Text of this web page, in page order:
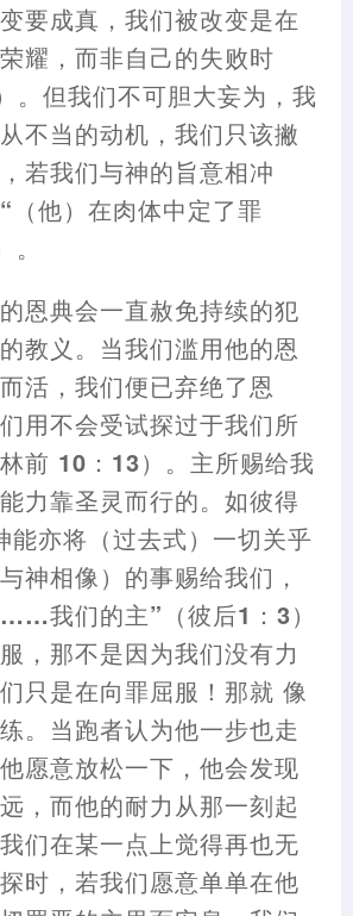
要成真 ， 我们被改变是在
耀 ， 而非自己的失败时
。但我们不可胆大妄为 ， 我
不当的动机 ， 我们只该撇
， 若我们与神的旨意相冲
（他） 在肉体中定了罪
。
恩典会一直赦免持续的犯
教义。当我们滥用他的恩
活 ， 我们便已弃绝了恩
用不会受试探过于我们所
林前 10 ： 13） 。主所赐给我
力靠圣灵而行的。如彼得
能亦将 （过去式） 一切关乎
与神相像） 的事赐给我们 ，
……我们的主” （彼后1 ： 3）
， 那不是因为我们没有力
只是在向罪屈服 ！ 那就 像
。当跑者认为他一步也走
愿意放松一下 ， 他会发现
， 而他的耐力从那一刻起
们在某一点上觉得再也无
时 ， 若我们愿意单单在他